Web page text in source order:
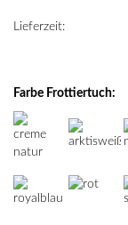
Lieferzeit:
Farbe Frottiertuch: